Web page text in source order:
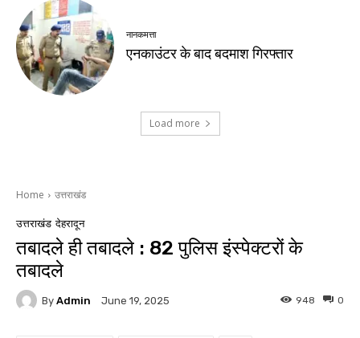
नानकमत्ता
एनकाउंटर के बाद बदमाश गिरफ्तार
Load more